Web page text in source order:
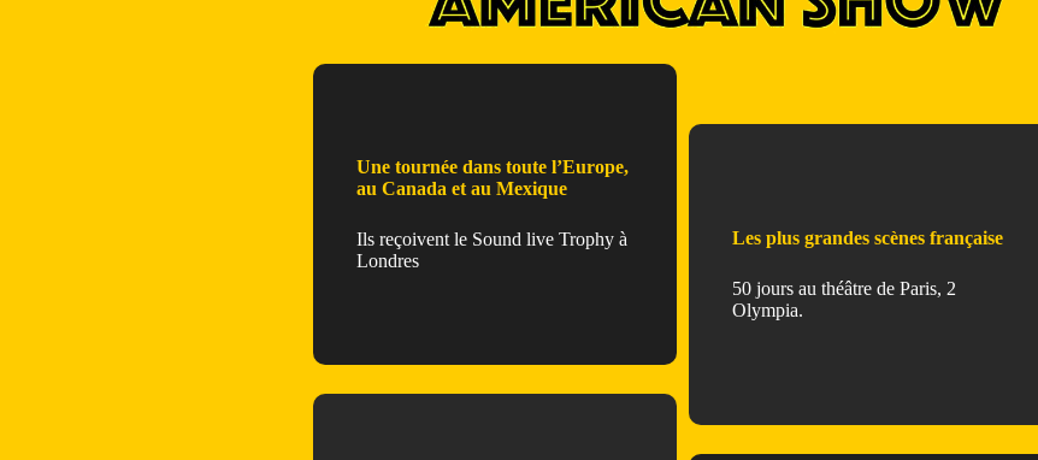
Une tournée dans toute l’Europe,
au Canada et au Mexique
Ils reçoivent le Sound live Trophy à
Londres
Les plus grandes scènes française
50 jours au théâtre de Paris, 2
Olympia.